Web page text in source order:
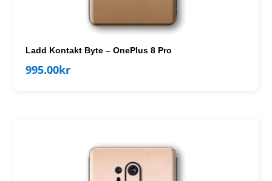
Ladd Kontakt Byte – OnePlus 8 Pro
995.00kr